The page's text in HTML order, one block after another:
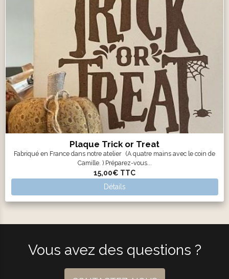
Plaque Trick or Treat
Fabriqué en France dans notre atelier (A quatre mains avec le coin de
Camille. ) Préparez-vous...
15,00€ TTC
Détails
Vous avez des questions ?